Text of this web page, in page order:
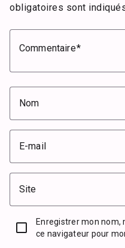
obligatoires sont
Commentaire
Nom
E-mail
Site
Enregistrer mon nom,
ce navigateur pour